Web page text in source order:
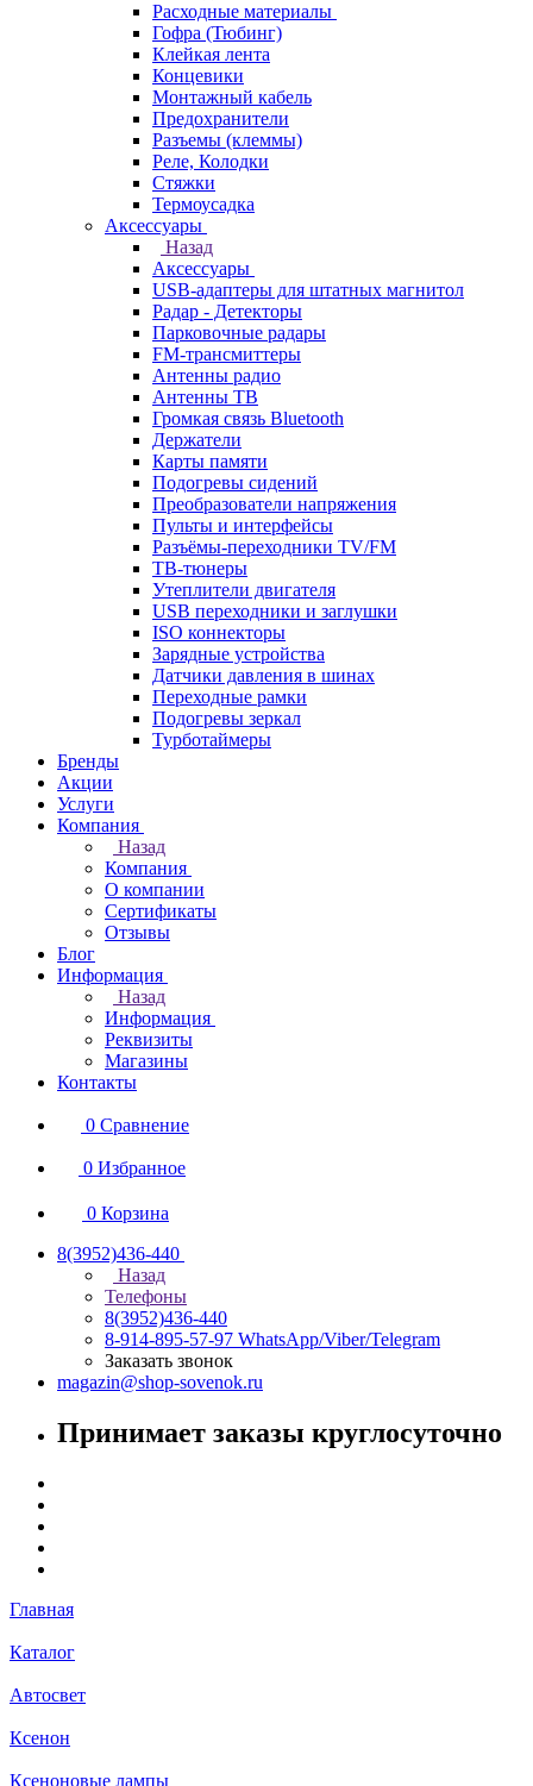
Расходные материалы
Гофра (Тюбинг)
Клейкая лента
Концевики
Монтажный кабель
Предохранители
Разъемы (клеммы)
Реле, Колодки
Стяжки
Термоусадка
Аксессуары
Назад
Аксессуары
USB-адаптеры для штатных магнитол
Радар - Детекторы
Парковочные радары
FM-трансмиттеры
Антенны радио
Антенны ТВ
Громкая связь Bluetooth
Держатели
Карты памяти
Подогревы сидений
Преобразователи напряжения
Пульты и интерфейсы
Разъёмы-переходники TV/FM
ТВ-тюнеры
Утеплители двигателя
USB переходники и заглушки
ISO коннекторы
Зарядные устройства
Датчики давления в шинах
Переходные рамки
Подогревы зеркал
Турботаймеры
Бренды
Акции
Услуги
Компания
Назад
Компания
О компании
Сертификаты
Отзывы
Блог
Информация
Назад
Информация
Реквизиты
Магазины
Контакты
0 Сравнение
0 Избранное
0 Корзина
8(3952)436-440
Назад
Телефоны
8(3952)436-440
8-914-895-57-97 WhatsApp/Viber/Telegram
Заказать звонок
magazin@shop-sovenok.ru
Принимает заказы круглосуточно
Главная
Каталог
Автосвет
Ксенон
Ксеноновые лампы